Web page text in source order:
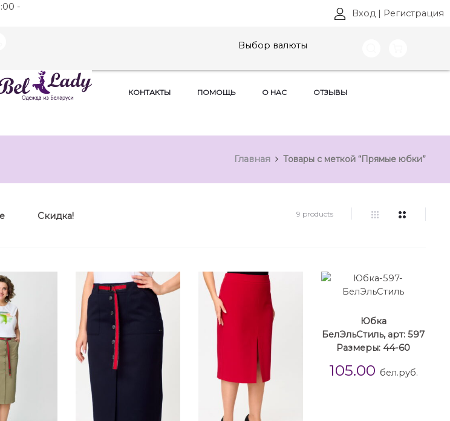
-
Вход | Регистрация
Выбор валюты
КОНТАКТЫ ПОМОЩЬ О НАС ОТЗЫВЫ
Главная Товары с меткой “Прямые юбки”
Скидка! 9 products
Юбка
БелЭльСтиль, арт: 597
Размеры: 44-60
105.00 бел.руб.